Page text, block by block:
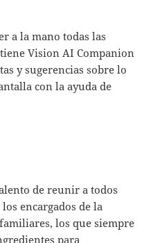
a la mano todas las
Vision AI Companion
y sugerencias sobre lo
con la ayuda de
de reunir a todos
encargados de la
los que siempre
para